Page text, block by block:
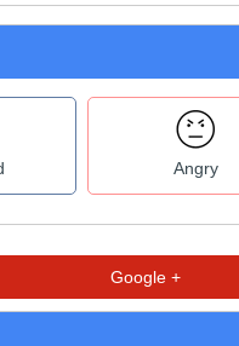
Angry
Google +